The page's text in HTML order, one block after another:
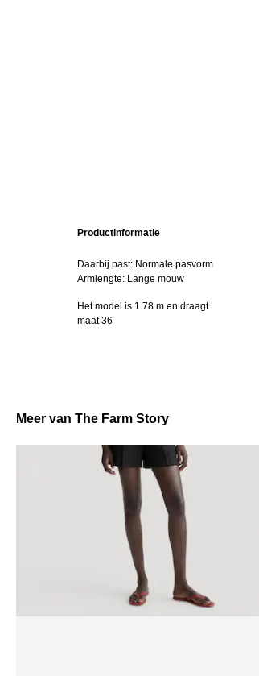
Productinformatie
Daarbij past: Normale pasvorm
Armlengte: Lange mouw
Het model is 1.78 m en draagt
maat 36
Meer van The Farm Story